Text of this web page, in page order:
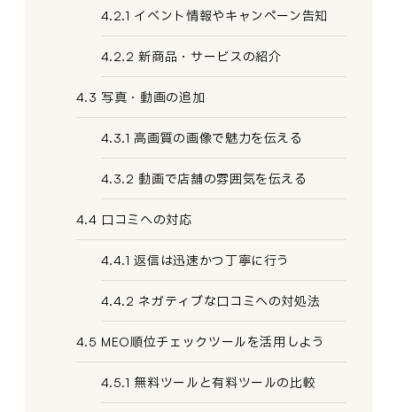
4.2.1 イベント情報やキャンペーン告知
4.2.2 新商品・サービスの紹介
4.3 写真・動画の追加
4.3.1 高画質の画像で魅力を伝える
4.3.2 動画で店舗の雰囲気を伝える
4.4 口コミへの対応
4.4.1 返信は迅速かつ丁寧に行う
4.4.2 ネガティブな口コミへの対処法
4.5 MEO順位チェックツールを活用しよう
4.5.1 無料ツールと有料ツールの比較